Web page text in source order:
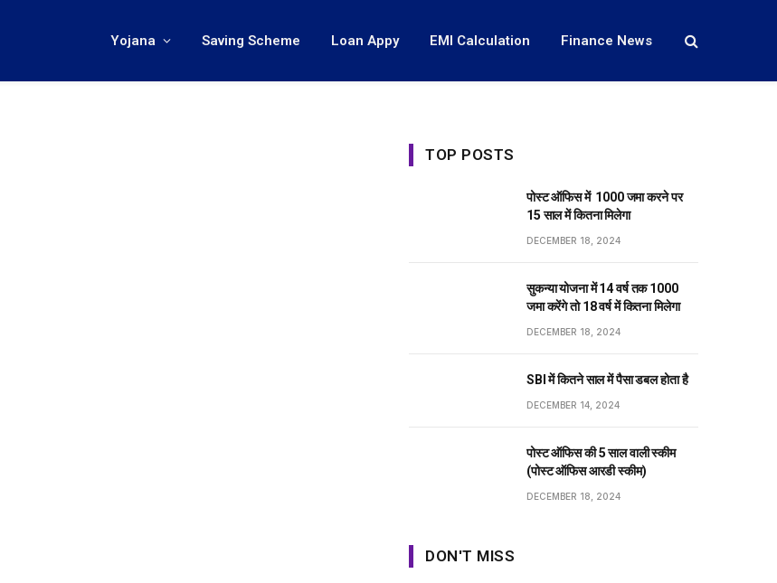
Yojana Saving Scheme Loan Appy EMI Calculation Finance News
TOP POSTS
पोस्ट ऑफिस में ₹ 1000 जमा करने पर
15 साल में कितना मिलेगा
DECEMBER 18, 2024
सुकन्या योजना में 14 वर्ष तक ₹1000
जमा करेंगे तो 18 वर्ष में कितना मिलेगा
DECEMBER 18, 2024
SBI में कितने साल में पैसा डबल होता है
DECEMBER 14, 2024
पोस्ट ऑफिस की 5 साल वाली स्कीम
(पोस्ट ऑफिस आरडी स्कीम)
DECEMBER 18, 2024
DON'T MISS